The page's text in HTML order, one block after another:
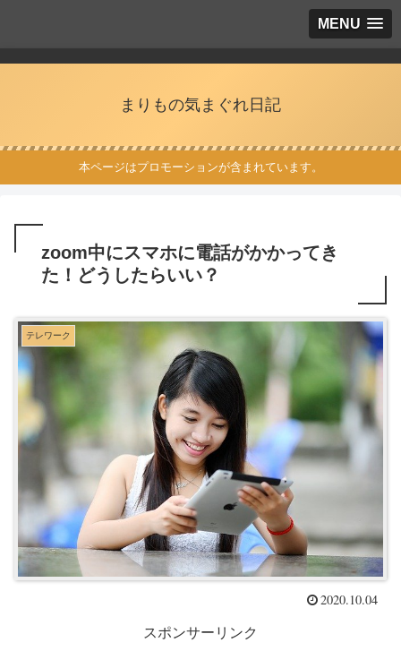
MENU
まりもの気まぐれ日記
本ページはプロモーションが含まれています。
zoom中にスマホに電話がかかってき
た！どうしたらいい？
テレワーク
2020.10.04
スポンサーリンク